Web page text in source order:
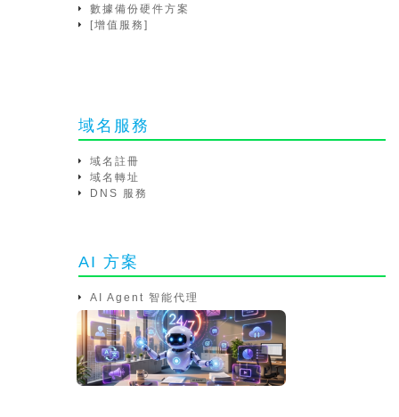
數據備份硬件方案
[增值服務]
域名服務
域名註冊
域名轉址
DNS 服務
AI 方案
AI Agent 智能代理